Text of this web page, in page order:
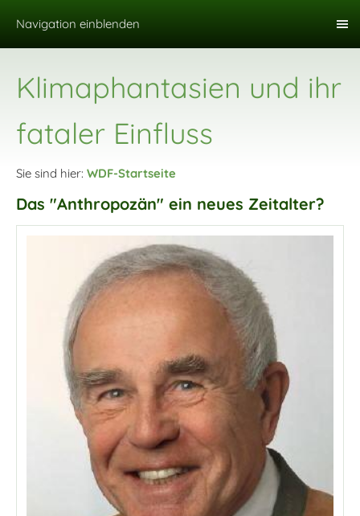
Navigation einblenden
Klimaphantasien und ihr
fataler Einfluss
Sie sind hier: WDF-Startseite
Das "Anthropozän" ein neues Zeitalter?